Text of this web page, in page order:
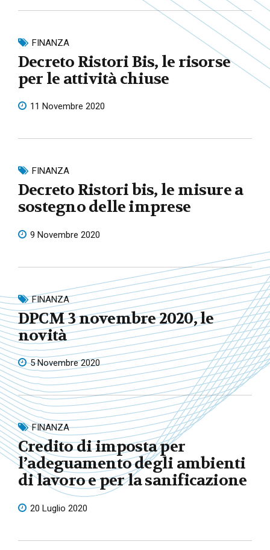
FINANZA
Decreto Ristori Bis, le risorse
per le attività chiuse
11 Novembre 2020
FINANZA
Decreto Ristori bis, le misure a
sostegno delle imprese
9 Novembre 2020
FINANZA
DPCM 3 novembre 2020, le
novità
5 Novembre 2020
FINANZA
Credito di imposta per
l’adeguamento degli ambienti
di lavoro e per la sanificazione
20 Luglio 2020